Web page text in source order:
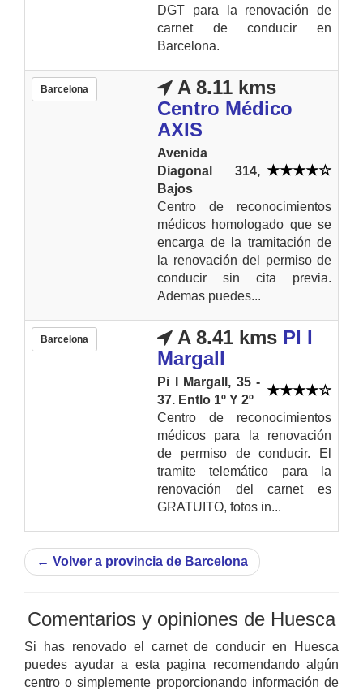
DGT para la renovación de
carnet de conducir en
Barcelona.
Barcelona
A 8.11 kms
Centro Médico
AXIS
Avenida
Diagonal 314,
Bajos
Centro de reconocimientos
médicos homologado que se
encarga de la tramitación de
la renovación del permiso de
conducir sin cita previa.
Ademas puedes...
Barcelona A 8.41 kms PI I
Margall
Pi I Margall, 35 -
37. Entlo 1º Y 2º
Centro de reconocimientos
médicos para la renovación
de permiso de conducir. El
tramite telemático para la
renovación del carnet es
GRATUITO, fotos in...
← Volver a provincia de Barcelona
Comentarios y opiniones de Huesca
Si has renovado el carnet de conducir en Huesca
puedes ayudar a esta pagina recomendando algún
centro o simplemente proporcionando información de